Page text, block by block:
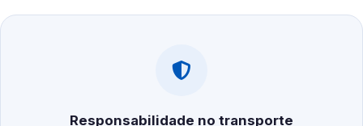
Responsabilidade no transporte